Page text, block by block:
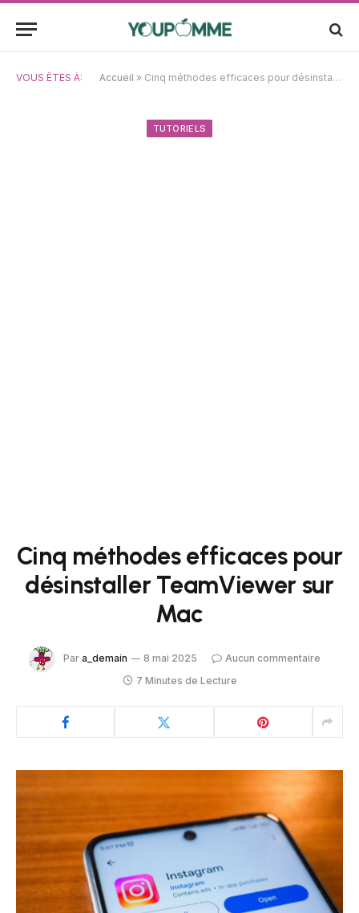
VOUS ÊTES À: Accueil » Cinq méthodes efficaces pour désinstaller TeamViewer sur Mac
TUTORIELS
Cinq méthodes efficaces pour
désinstaller TeamViewer sur
Mac
Par a_demain 8 mai 2025
Aucun commentaire
7 Minutes de Lecture